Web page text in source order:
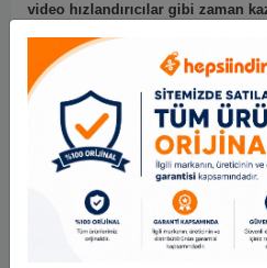
video hızlandırıcılar gibi zaman
işlemcilerle deneyiminizi yükseltin.